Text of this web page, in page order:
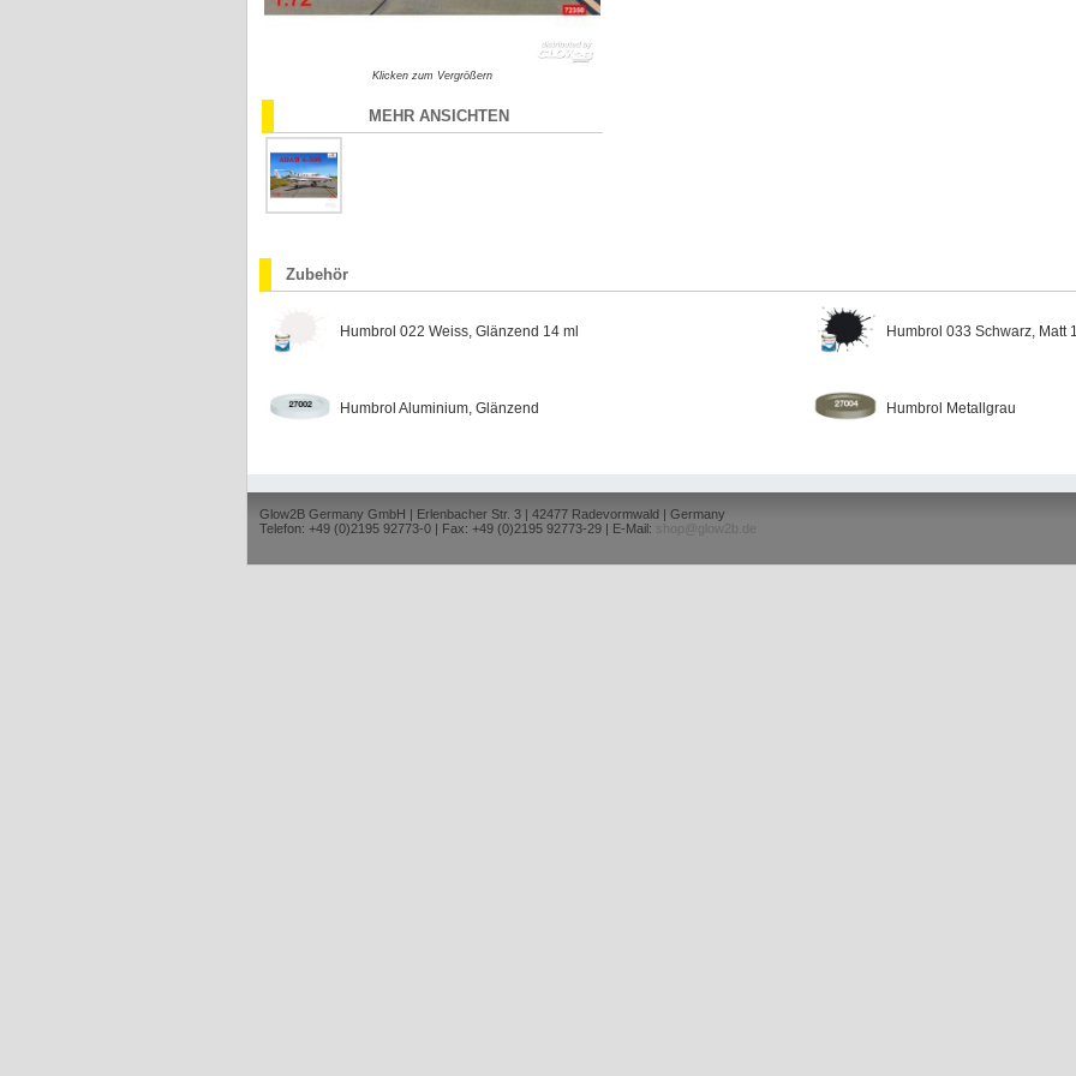
Klicken zum Vergrößern
MEHR ANSICHTEN
Zubehör
Humbrol 022 Weiss, Glänzend 14 ml Humbrol 033 Schwarz, Matt
Humbrol Aluminium, Glänzend Humbrol Metallgrau
Glow2B Germany GmbH | Erlenbacher Str. 3 | 42477 Radevormwald | Germany
Telefon: +49 (0)2195 92773-0 | Fax: +49 (0)2195 92773-29 | E-Mail:
shop@glow2b.de